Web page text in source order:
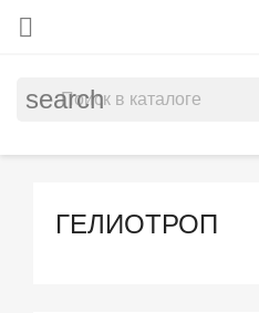

search
ГЕЛИОТРОП